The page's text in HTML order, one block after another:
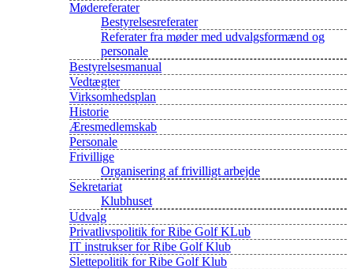
Mødereferater
Bestyrelsesreferater
Referater fra møder med udvalgsformænd og
personale
Bestyrelsesmanual
Vedtægter
Virksomhedsplan
Historie
Æresmedlemskab
Personale
Frivillige
Organisering af frivilligt arbejde
Sekretariat
Klubhuset
Udvalg
Privatlivspolitik for Ribe Golf KLub
IT instrukser for Ribe Golf Klub
Slettepolitik for Ribe Golf Klub